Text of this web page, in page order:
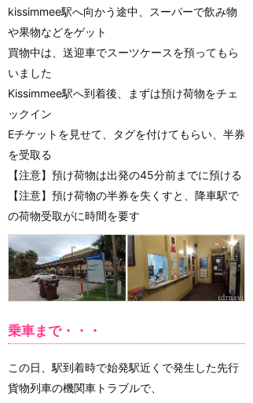
kissimmee駅へ向かう途中、スーパーで飲み物
や果物などをゲット
買物中は、送迎車でスーツケースを預ってもら
いました
Kissimmee駅へ到着後、まずは預け荷物をチェ
ックイン
Eチケットを見せて、タグを付けてもらい、半券
を受取る
【注意】預け荷物は出発の45分前までに預ける
【注意】預け荷物の半券を失くすと、降車駅で
の荷物受取がに時間を要す
乗車まで・・・
この日、駅到着時で始発駅近くで発生した先行
貨物列車の機関車トラブルで、